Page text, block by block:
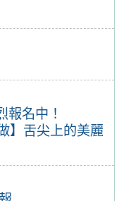
報名中！
】舌尖上的美麗